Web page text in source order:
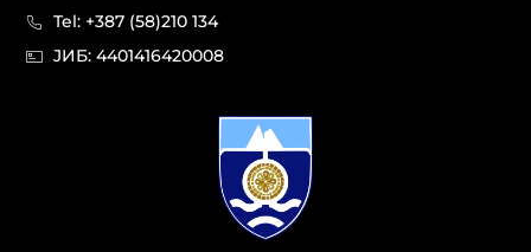
Tel: +387 (58)210 134
JИБ: 44014164​20008